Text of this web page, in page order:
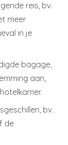
reis, bv.
meer
in je
bagage,
aan,
bv.
de